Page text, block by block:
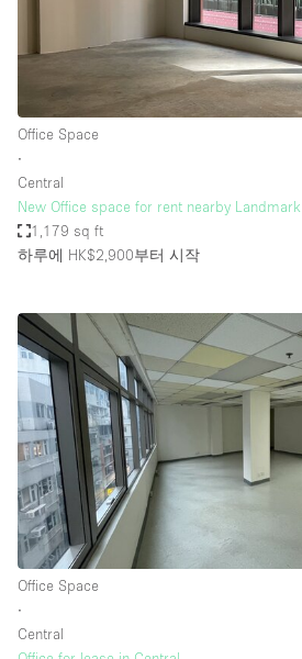
Office Space
∙
Central
New Office space for rent nearby Landmark
1,179 sq ft
하루에 HK$2,900부터 시작
Office Space
∙
Central